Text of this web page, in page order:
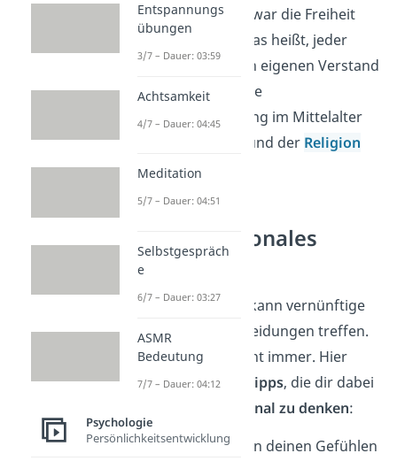
Anliegen dieser Zeit war die Freiheit
des Bewusstseins. Das heißt, jeder
Mensch sollte seinen eigenen Verstand
nutzen. Zuvor war die
Entscheidungsfindung im Mittelalter
stark vom Glauben und der Religion
geprägt.
Tipps für rationales
Denken
Wer rational denkt, kann vernünftige
und logische Entscheidungen treffen.
Das gelingt aber nicht immer. Hier
findest du ein paar
Tipps, die dir dabei
rational zu denken:
Um dich nicht von deinen Gefühlen
Entspannungs
übungen
3/7 – Dauer: 03:59
Achtsamkeit
4/7 – Dauer: 04:45
Meditation
5/7 – Dauer: 04:51
Selbstgespräch
e
6/7 – Dauer: 03:27
ASMR
Bedeutung
7/7 – Dauer: 04:12
Psychologie
Persönlichkeitsentwicklung